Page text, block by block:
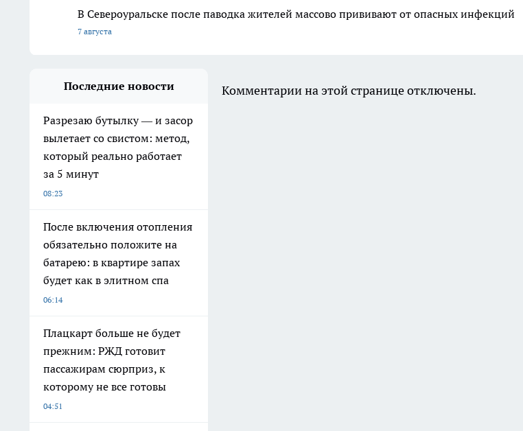
В Североуральске после паводка жителей массово прививают от опасных инфекций
7 августа
Последние новости
Разрезаю бутылку — и засор
вылетает со свистом: метод,
который реально работает
за 5 минут
08:23
После включения отопления
обязательно положите на
батарею: в квартире запах
будет как в элитном спа
06:14
Плацкарт больше не будет
прежним: РЖД готовит
пассажирам сюрприз, к
которому не все готовы
04:51
Комментарии на этой странице отключены.